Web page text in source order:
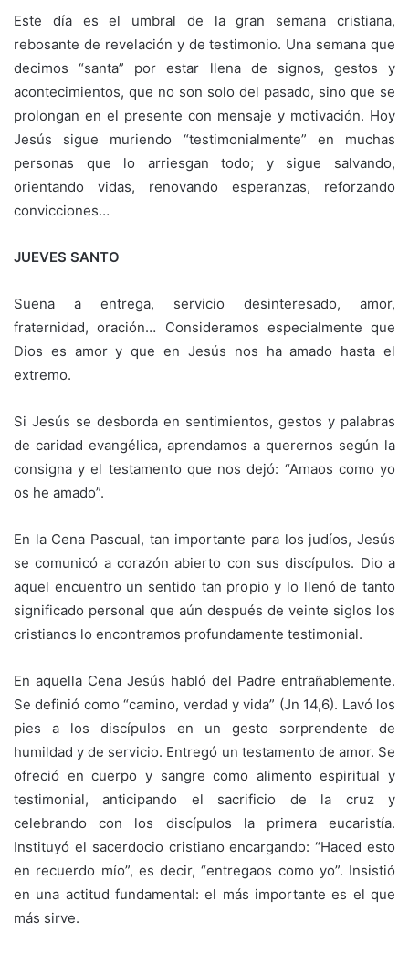
Este día es el umbral de la gran semana cristiana,
rebosante de revelación y de testimonio. Una semana que
decimos “santa” por estar llena de signos, gestos y
acontecimientos, que no son solo del pasado, sino que se
prolongan en el presente con mensaje y motivación. Hoy
Jesús sigue muriendo “testimonialmente” en muchas
personas que lo arriesgan todo; y sigue salvando,
orientando vidas, renovando esperanzas, reforzando
convicciones…
JUEVES SANTO
Suena a entrega, servicio desinteresado, amor,
fraternidad, oración… Consideramos especialmente que
Dios es amor y que en Jesús nos ha amado hasta el
extremo.
Si Jesús se desborda en sentimientos, gestos y palabras
de caridad evangélica, aprendamos a querernos según la
consigna y el testamento que nos dejó: “Amaos como yo
os he amado”.
En la Cena Pascual, tan importante para los judíos, Jesús
se comunicó a corazón abierto con sus discípulos. Dio a
aquel encuentro un sentido tan propio y lo llenó de tanto
significado personal que aún después de veinte siglos los
cristianos lo encontramos profundamente testimonial.
En aquella Cena Jesús habló del Padre entrañablemente.
Se definió como “camino, verdad y vida” (Jn 14,6). Lavó los
pies a los discípulos en un gesto sorprendente de
humildad y de servicio. Entregó un testamento de amor. Se
ofreció en cuerpo y sangre como alimento espiritual y
testimonial, anticipando el sacrificio de la cruz y
celebrando con los discípulos la primera eucaristía.
Instituyó el sacerdocio cristiano encargando: “Haced esto
en recuerdo mío”, es decir, “entregaos como yo”. Insistió
en una actitud fundamental: el más importante es el que
más sirve.